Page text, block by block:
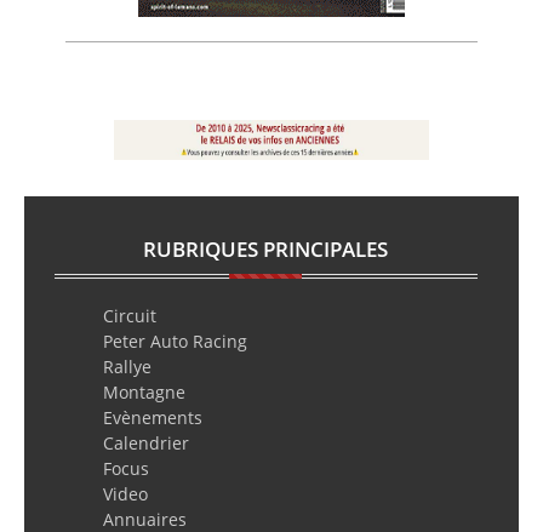
RUBRIQUES PRINCIPALES
Circuit
Peter Auto Racing
Rallye
Montagne
Evènements
Calendrier
Focus
Video
Annuaires